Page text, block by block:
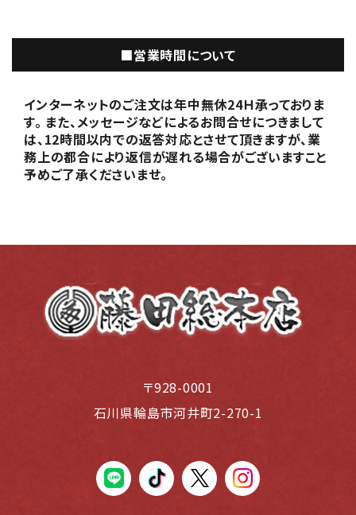
■営業時間について
インターネットのご注文は年中無休24Ｈ承っておりま
す。 また、メッセージなどによるお問合せにつきまして
は、12時間以内での返答対応とさせて頂きますが、業
務上の都合により返信が遅れる場合がございますこと
予めご了承くださいませ。
〒928-0001
石川県輪島市河井町2-270-1
LINE tiktok X(Twiter) instagram